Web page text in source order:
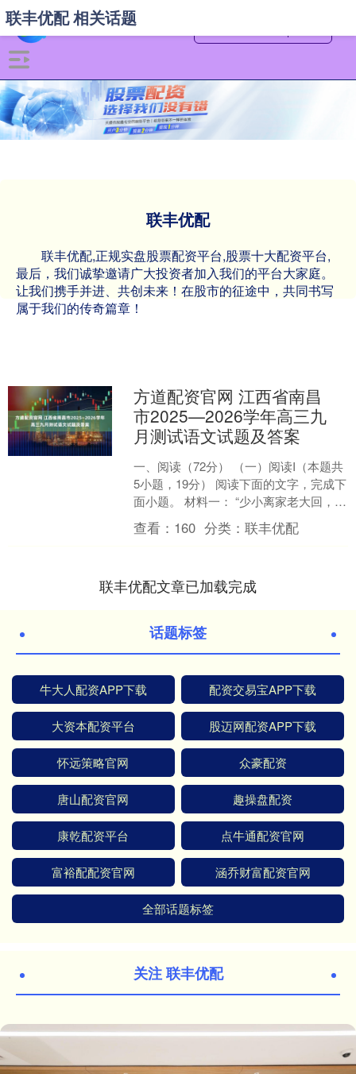
联丰优配
联丰优配,正规实盘股票配资平台,股票十大配资平台,
最后，我们诚挚邀请广大投资者加入我们的平台大家庭。
让我们携手并进、共创未来！在股市的征途中，共同书写
属于我们的传奇篇章！
联丰优配 相关话题
方道配资官网 江西省南昌
市2025—2026学年高三九
月测试语文试题及答案
一、阅读（72分） （一）阅读I（本题共
5小题，19分） 阅读下面的文字，完成下
面小题。 材料一： “少小离家老大回，乡
音未改鬓毛衰”，唐人贺知章的诗句众口
相传....
查看： 160 分类：联丰优配
联丰优配文章已加载完成
话题标签
牛大人配资APP下载 配资交易宝APP下载
大资本配资平台 股迈网配资APP下载
怀远策略官网 众豪配资
唐山配资官网 趣操盘配资
康乾配资平台 点牛通配资官网
富裕配配资官网 涵乔财富配资官网
全部话题标签
关注 联丰优配